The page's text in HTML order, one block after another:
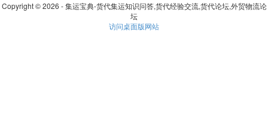
Copyright © 2026 - 集运宝典-货代集运知识问答,货代经验交流,货代论坛,外贸物流论
坛
访问桌面版网站